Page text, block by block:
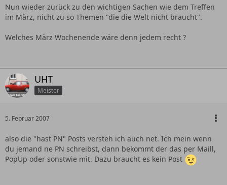
Nun wieder zurück zu den wichtigen Sachen wie dem Treffen
im März, nicht zu so Themen "die die Welt nicht braucht".
Welches März Wochenende wäre denn jedem recht ?
UHT
Meister
5. Februar 2007
also die "hast PN" Posts versteh ich auch net. Ich mein wenn
du jemand ne PN schreibst, dann bekommt der das per Maill,
PopUp oder sonstwie mit. Dazu braucht es kein Post